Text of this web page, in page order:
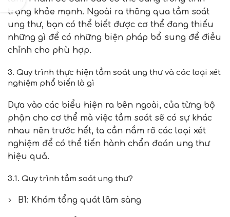
trạng khỏe mạnh. Ngoài ra thông qua tầm soát
ung thư, bạn có thể biết được cơ thể đang thiếu
những gì để có những biện pháp bổ sung để điều
chỉnh cho phù hợp.
3. Quy trình thực hiện tầm soát ung thư và các loại xét
nghiệm phổ biến là gì
Dựa vào các biểu hiện ra bên ngoài, của từng bộ
phận cho cơ thể mà việc tầm soát sẽ có sự khác
nhau nên trước hết, ta cần nắm rõ các loại xét
nghiệm để có thể tiến hành chẩn đoán ung thư
hiệu quả.
3.1. Quy trình tầm soát ung thư?
B1: Khám tổng quát lâm sàng